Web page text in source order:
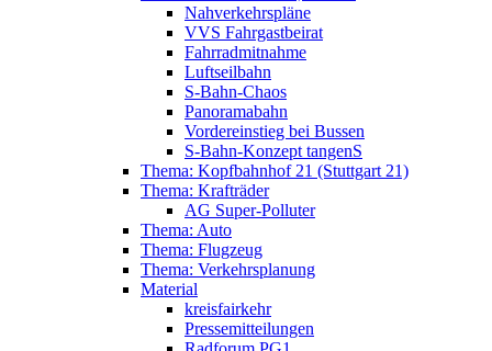
Nahverkehrspläne
VVS Fahrgastbeirat
Fahrradmitnahme
Luftseilbahn
S-Bahn-Chaos
Panoramabahn
Vordereinstieg bei Bussen
S-Bahn-Konzept tangenS
Thema: Kopfbahnhof 21 (Stuttgart 21)
Thema: Krafträder
AG Super-Polluter
Thema: Auto
Thema: Flugzeug
Thema: Verkehrsplanung
Material
kreisfairkehr
Pressemitteilungen